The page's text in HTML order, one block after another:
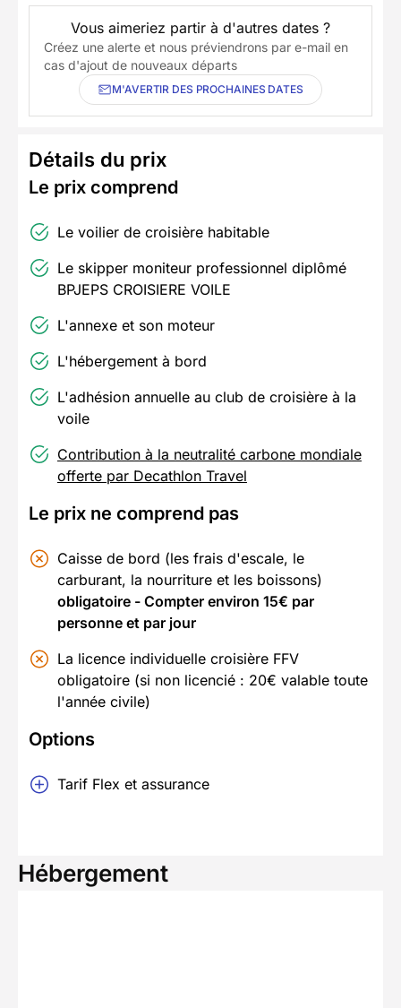
Vous aimeriez partir à d'autres dates ?
Créez une alerte et nous préviendrons par e-mail en
cas d'ajout de nouveaux départs
M'AVERTIR DES PROCHAINES DATES
Détails du prix
Le prix comprend
Le voilier de croisière habitable
Le skipper moniteur professionnel diplômé
BPJEPS CROISIERE VOILE
L'annexe et son moteur
L'hébergement à bord
L'adhésion annuelle au club de croisière à la
voile
Contribution à la neutralité carbone mondiale
offerte par Decathlon Travel
Le prix ne comprend pas
Caisse de bord (les frais d'escale, le
carburant, la nourriture et les boissons)
obligatoire - Compter environ 15€ par
personne et par jour
La licence individuelle croisière FFV
obligatoire (si non licencié : 20€ valable toute
l'année civile)
Options
Tarif Flex et assurance
Hébergement